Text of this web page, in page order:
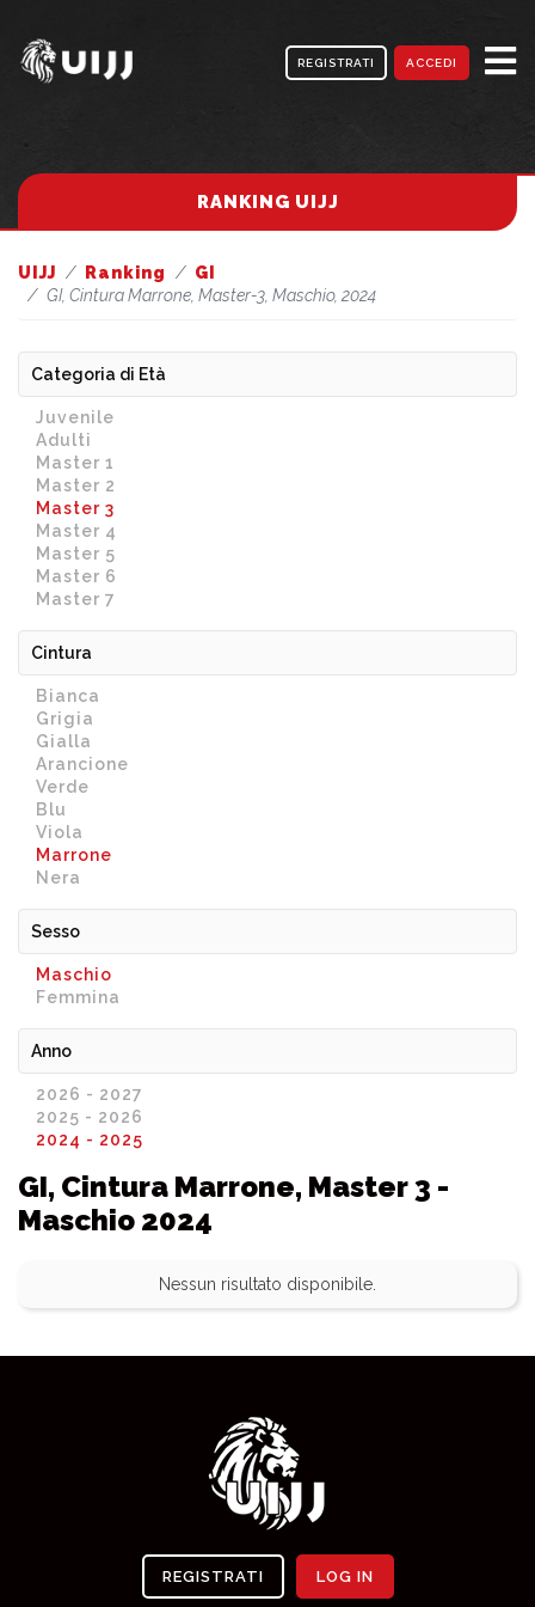
REGISTRATI ACCEDI
RANKING UIJJ
UIJJ Ranking
GI
GI, Cintura Marrone, Master-3, Maschio, 2024
Categoria di Età
Juvenile
Adulti
Master 1
Master 2
Master 3
Master 4
Master 5
Master 6
Master 7
Cintura
Bianca
Grigia
Gialla
Arancione
Verde
Blu
Viola
Marrone
Nera
Sesso
Maschio
Femmina
Anno
2026 - 2027
2025 - 2026
2024 - 2025
GI, Cintura Marrone, Master 3 -
Maschio 2024
Nessun risultato disponibile.
REGISTRATI LOG IN